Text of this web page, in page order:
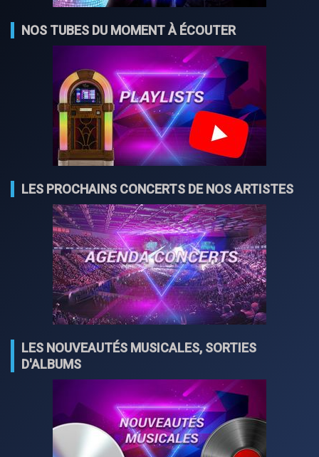
NOS TUBES DU MOMENT À ÉCOUTER
LES PROCHAINS CONCERTS DE NOS ARTISTES
LES NOUVEAUTÉS MUSICALES, SORTIES
D'ALBUMS